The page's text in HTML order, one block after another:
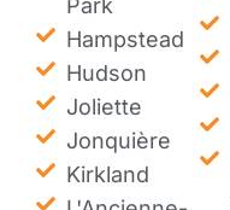
Park
Hampstead
Hudson
Joliette
Jonquière
Kirkland